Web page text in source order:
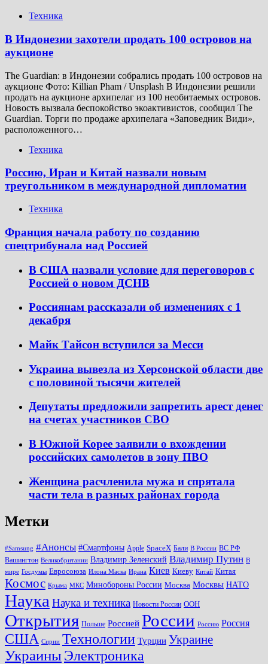
Техника
В Индонезии захотели продать 100 островов на
аукционе
The Guardian: в Индонезии собрались продать 100 островов на
аукционе Фото: Killian Pham / Unsplash В Индонезии решили
продать на аукционе архипелаг из 100 необитаемых островов.
Новость вызвала беспокойство экоактивистов, сообщил The
Guardian. Торги по продаже архипелага «Заповедник Види»,
расположенного…
Техника
Россию, Иран и Китай назвали новым
треугольником в международной дипломатии
Техника
Франция начала работу по созданию
спецтрибунала над Россией
В США назвали условие для переговоров с
Россией о новом ДСНВ
Россиянам рассказали об изменениях с 1
декабря
Майк Тайсон вступился за Месси
Украина вывезла из Херсонской области две
с половиной тысячи жителей
Депутаты предложили запретить арест денег
на счетах участников СВО
В Южной Корее заявили о вхождении
российских самолетов в зону ПВО
Женщина расчленила мужа и спрятала
части тела в разных районах города
Метки
#Samsung #Анонсы #Смартфоны Apple SpaceX Бали В России ВС РФ
Вашингтон Великобритании Владимир Зеленский Владимир Путин В
мире Госдумы Евросоюза Илона Маска Ирана Киев Киеву Китай Китая
Космос Крыма МКС Минобороны России Москва Москвы НАТО
Наука Наука и техника Новости России ООН
Открытия Польше Россией России Россию Россия
США Сирии Технологии Турции Украине
УкраиныЭлектроника